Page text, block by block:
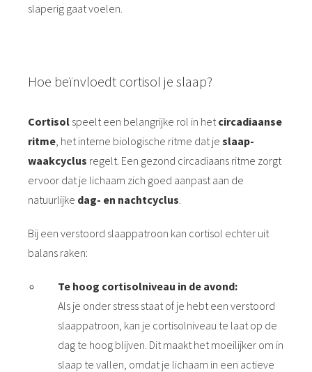
slaperig gaat voelen.
Hoe beïnvloedt cortisol je slaap?
Cortisol speelt een belangrijke rol in het circadiaanse
ritme , het interne biologische ritme dat je slaap-
waakcyclus regelt. Een gezond circadiaans ritme zorgt
ervoor dat je lichaam zich goed aanpast aan de
natuurlijke dag- en nachtcyclus
Bij een verstoord slaappatroon kan cortisol echter uit
balans raken:
Te hoog cortisolniveau in de avond:
Als je onder stress staat of je hebt een verstoord
slaappatroon, kan je cortisolniveau te laat op de
dag te hoog blijven. Dit maakt het moeilijker om in
slaap te vallen, omdat je lichaam in een actieve